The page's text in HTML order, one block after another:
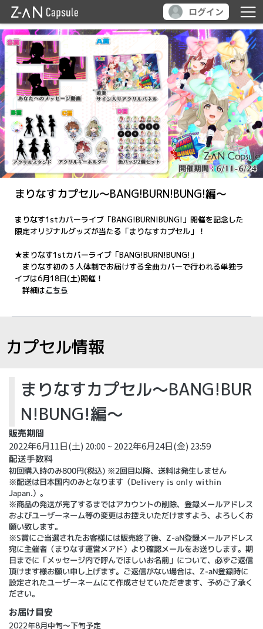
ログイン
まりなすカプセル～BANG!BURN!BUNG!編～
まりなす1stカバーライブ「BANG!BURN!BUNG!」開催を記念した
限定オリジナルグッズが当たる「まりなすカプセル」！
★まりなす1stカバーライブ「BANG!BURN!BUNG!」
まりなす初の３人体制でお届けする全曲カバーで行われる単独ラ
イブは6月18日(土)開催！
詳細はこちら
カプセル情報
まりなすカプセル～BANG!BUR
N!BUNG!編～
販売期間
2022年6月11日(土) 20:00 ~ 2022年6月24日(金) 23:59
配送手数料
初回購入時のみ800円(税込) ※2回目以降、送料は発生しません
※配送は日本国内のみとなります（Delivery is only within
Japan.）。
※商品の発送が完了するまではアカウントの削除、登録メールアドレス
およびユーザーネーム等の変更はお控えいただけますよう、よろしくお
願い致します。
※S賞にご当選されたお客様には販売終了後、Z-aN登録メールアドレス
宛に主催者（まりなす運営メアド）より確認メールをお送りします。期
日までに「メッセージ内で呼んでほしいお名前」について、必ずご返信
頂けます様お願い申し上げます。ご返信がない場合は、Z-aN登録時に
設定されたユーザーネームにて作成させていただきます、予めご了承く
ださい。
お届け目安
2022年8月中旬～下旬予定